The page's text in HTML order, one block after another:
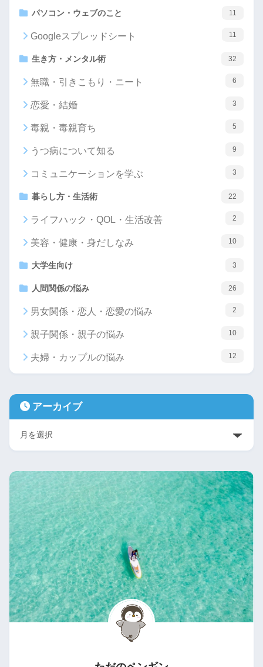
パソコン・ウェブのこと 11
Googleスプレッドシート 11
生き方・メンタル術 32
無職・引きこもり・ニート 6
恋愛・結婚 3
毒親・毒親育ち 5
うつ病について知る 9
コミュニケーションを学ぶ 3
暮らし方・生活術 22
ライフハック・QOL・生活改善 2
美容・健康・身だしなみ 10
大学生向け 3
人間関係の悩み 26
男女関係・恋人・恋愛の悩み 2
親子関係・親子の悩み 10
夫婦・カップルの悩み 12
アーカイブ